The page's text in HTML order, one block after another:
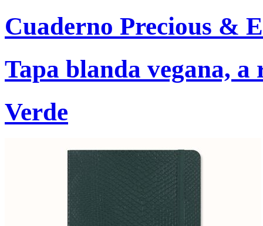
Cuaderno Precious &
Tapa blanda vegana, a
Verde